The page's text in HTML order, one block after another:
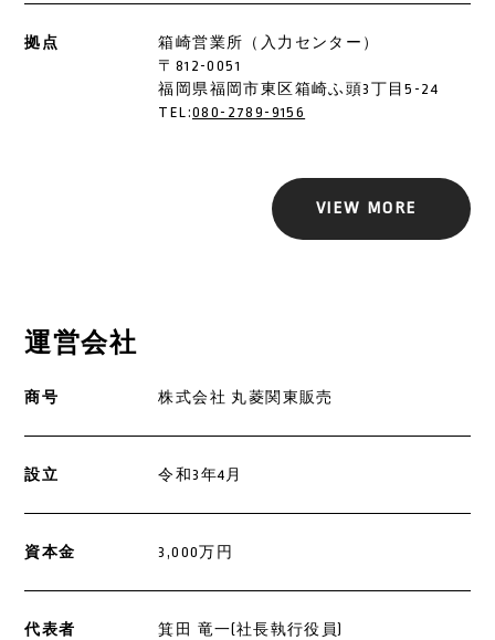
拠点
箱崎営業所（入力センター）
〒812-0051
福岡県福岡市東区箱崎ふ頭3丁目5-24
TEL:080-2789-9156
VIEW MORE
運営会社
商号 株式会社 丸菱関東販売
設立 令和3年4月
資本金 3,000万円
代表者 箕田 竜一(社長執行役員)